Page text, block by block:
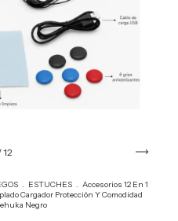
12
. ESTUCHES . Accesorios 12 En 1
Cargador Protección Y Comodidad
Negro